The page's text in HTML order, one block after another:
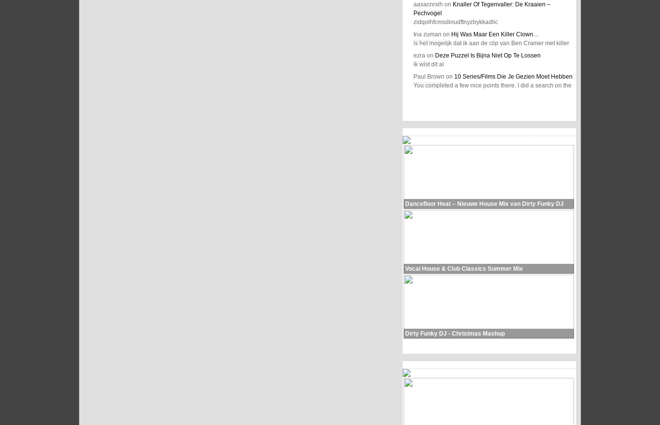
aasacnrxlh on Knaller Of Tegenvaller: De Kraaien –
Pechvogel
zidqolhfcmsdinudftnyzbykkadlic
Ina zuman on Hij Was Maar Een Killer Clown…
is het mogelijk dat ik aan de clip van Ben Cramer met killer
ezra on Deze Puzzel Is Bijna Niet Op Te Lossen
ik wist dit al
Paul Brown on 10 Series/Films Die Je Gezien Moet Hebben
You completed a few nice points there. I did a search on the
Dancefloor Heat – Nieuwe House Mix van Dirty Funky DJ
Vocal House & Club Classics Summer Mix
Dirty Funky DJ - Christmas Mashup